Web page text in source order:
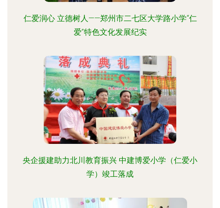
仁爱润心 立德树人——郑州市二七区大学路小学“仁
爱”特色文化发展纪实
央企援建助力北川教育振兴 中建博爱小学（仁爱小
学）竣工落成